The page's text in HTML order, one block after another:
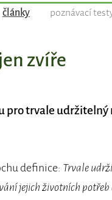
články poznávací
zvíře
pro trvale
definice: Trvale
jejich životních